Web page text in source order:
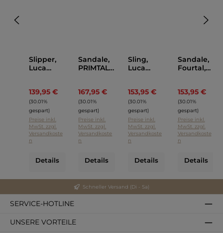
Slipper,
Luca
139,95 €
Regulärer Preis:
(30.01%
gespart)
Preise inkl.
MwSt. zzgl.
Versandkoste
n
Details
Sandale,
PRIMTAL,
167,95 €
Regulärer Preis:
(30.01%
gespart)
Preise inkl.
MwSt. zzgl.
Versandkoste
n
Details
Sling,
Luca
153,95 €
Regulärer Preis:
(30.01%
gespart)
Preise inkl.
MwSt. zzgl.
Versandkoste
n
Details
Sandale,
Fourtal,
153,95 €
(30.01%
gespart)
Preise inkl.
MwSt. zzgl.
Versandkoste
n
Details
Schneller Versand (Di - Sa)
SERVICE-HOTLINE
UNSERE VORTEILE